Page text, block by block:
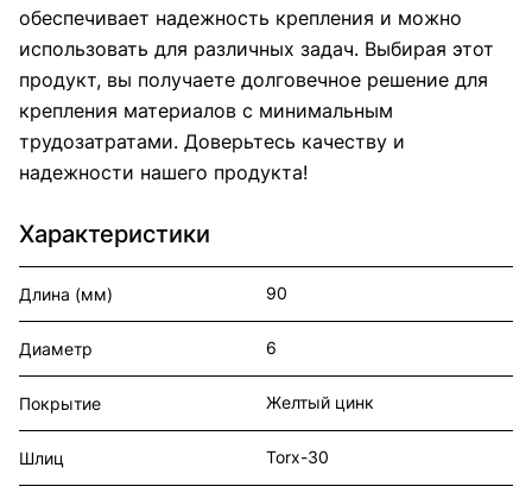
обеспечивает надежность крепления и можно
использовать для различных задач. Выбирая этот
продукт, вы получаете долговечное решение для
крепления материалов с минимальным
трудозатратами. Доверьтесь качеству и
надежности нашего продукта!
Характеристики
Длина (мм) 90
Диаметр 6
Покрытие Желтый цинк
Шлиц Torx-30